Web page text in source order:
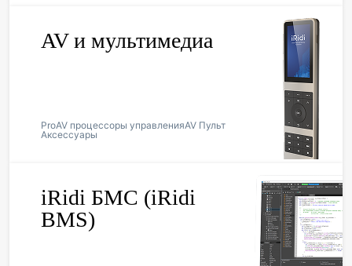
AV и мультимедиа
ProAV процессоры управленияAV Пульт
Аксессуары
iRidi БМС (iRidi
BMS)